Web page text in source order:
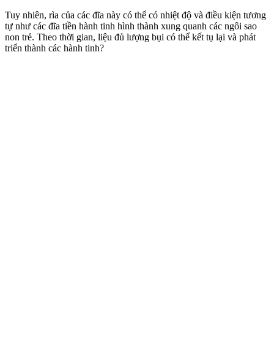
Tuy nhiên, rìa của các đĩa này có thể có nhiệt độ và điều kiện tương
tự như các đĩa tiền hành tinh hình thành xung quanh các ngôi sao
non trẻ. Theo thời gian, liệu đủ lượng bụi có thể kết tụ lại và phát
triển thành các hành tinh?